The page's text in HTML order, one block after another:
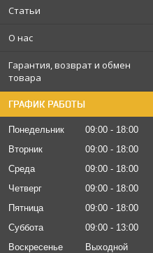
Статьи
О нас
Гарантия, возврат и обмен
товара
ГРАФИК РАБОТЫ
Понедельник 09:00
18:00
Вторник
09:00
18:00
Среда
09:00
18:00
Четверг
09:00
18:00
Пятница
09:00
18:00
Суббота
09:00
13:00
Воскресенье
Выходной